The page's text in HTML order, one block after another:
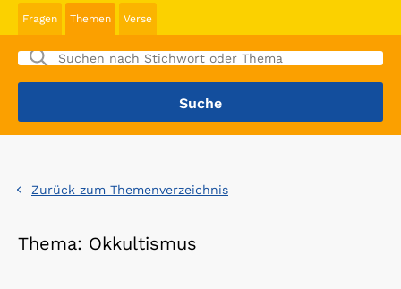
Fragen Themen Verse
Zurück zum Themenverzeichnis
Thema: Okkultismus